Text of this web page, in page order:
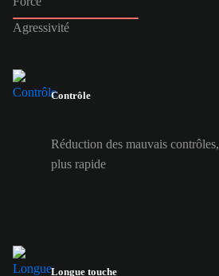
Agressivité
Contrôle
Réduction des mauvais
plus rapide
Longue touche